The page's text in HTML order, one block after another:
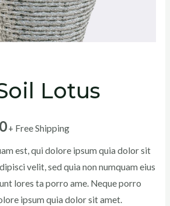
Lotus
+ Free Shipping
est, qui dolore ipsum quia dolor sit
velit, sed quia non numquam eius
lores ta porro ame. Neque porro
ipsum quia dolor sit amet.